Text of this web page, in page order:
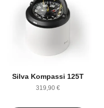
Silva Kompassi 125T
319,90€